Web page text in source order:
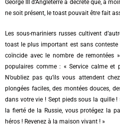
George III d’Angleterre a décrété que, à
ne soit présent, le toast pouvait être fait
Les sous-mariniers russes cultivent
toast le plus important est sans
coïncide avec le nombre de remontées
populaires comme : « Service calme et
N’oubliez pas qu’ils vous attendent
plongées faciles, des montées douces,
dans votre vie ! Sept pieds sous la quille !
la fierté de la Russie, vous protégez la
héros ! Revenez à la maison vivant ! »